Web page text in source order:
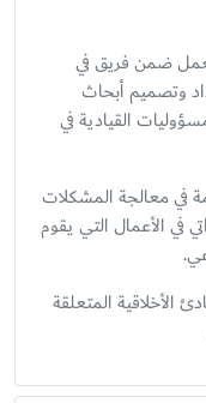
ضمن فريق في
على إعداد وتصميم أبحاث
تحمل المسؤوليات القيادية في
في معالجة المشكلات
الذاتي في الأعمال التي يقوم
الأخلاقية المتعلقة